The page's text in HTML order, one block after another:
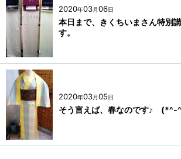
2020年03月06日
本日まで、きくちいまさん特別
す。
2020年03月05日
そう言えば、春なのです♪ (*^-